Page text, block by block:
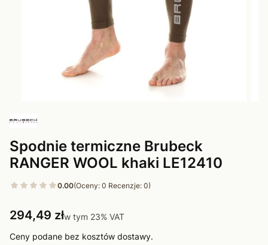
Spodnie termiczne Brubeck
RANGER WOOL khaki LE12410
0.00(Oceny: 0 Recenzje: 0)
Cena
294,49 złw tym 23% VAT
w tym 23% VAT
Ceny podane bez kosztów dostawy.